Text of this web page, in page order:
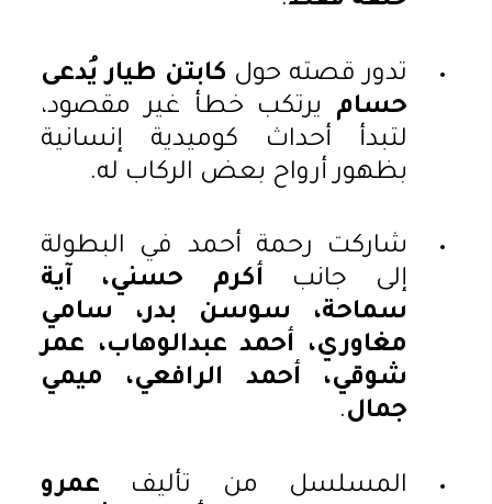
تدور قصته حول كابتن طيار يُدعى
حسام يرتكب خطأ غير مقصود،
لتبدأ أحداث كوميدية إنسانية
بظهور أرواح بعض الركاب له.
شاركت رحمة أحمد في البطولة
إلى جانب أكرم حسني، آية
سماحة، سوسن بدر، سامي
مغاوري، أحمد عبدالوهاب، عمر
شوقي، أحمد الرافعي، ميمي
جمال.
المسلسل من تأليف عمرو